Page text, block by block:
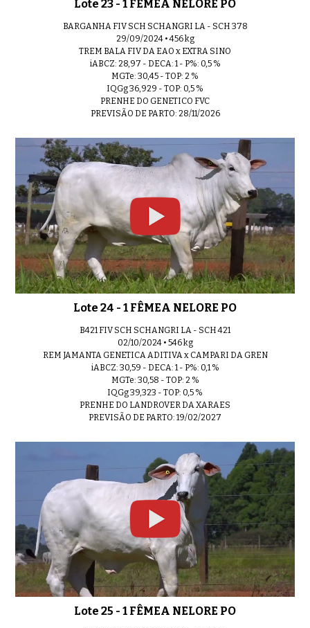
Lote 23 - 1 FÊMEA NELORE PO
BARGANHA FIV SCH SCHANGRI LA - SCH 378
29/09/2024 • 456 kg
TREM BALA FIV DA EAO x EXTRA SINO
iABCZ: 28,97 - DECA: 1 - P%: 0,5 %
MGTe: 30,45 - TOP: 2 %
IQGg 36,929 - TOP: 0,5 %
PRENHE DO GENETICO FVC
PREVISÃO DE PARTO: 28/11/2026
Lote 24 - 1 FÊMEA NELORE PO
B421 FIV SCH SCHANGRI LA - SCH 421
02/10/2024 • 546 kg
REM JAMANTA GENETICA ADITIVA x CAMPARI DA GREN
iABCZ: 30,59 - DECA: 1 - P%: 0,1 %
MGTe: 30,58 - TOP: 2 %
IQGg 39,323 - TOP: 0,5 %
PRENHE DO LANDROVER DA XARAES
PREVISÃO DE PARTO: 19/02/2027
Lote 25 - 1 FÊMEA NELORE PO